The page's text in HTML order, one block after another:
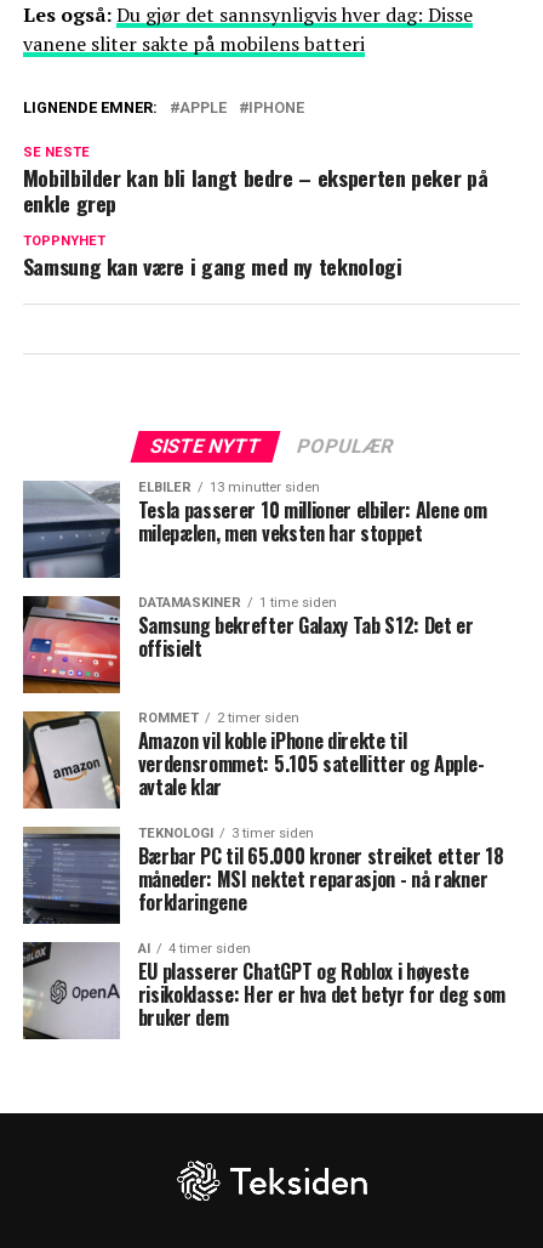
Les også:Du gjør det sannsynligvis hver dag: Disse
vanene sliter sakte på mobilens batteri
LIGNENDE EMNER: APPLE IPHONE
SE NESTE
Mobilbilder kan bli langt bedre – eksperten peker på
enkle grep
TOPPNYHET
Samsung kan være i gang med ny teknologi
SISTE NYTT POPULÆR
ELBILER 13 minutter siden
Tesla passerer 10 millioner elbiler: Alene om
milepælen, men veksten har stoppet
DATAMASKINER 1 time siden
Samsung bekrefter Galaxy Tab S12: Det er
offisielt
ROMMET 2 timer siden
Amazon vil koble iPhone direkte til
verdensrommet: 5.105 satellitter og Apple-
avtale klar
TEKNOLOGI 3 timer siden
Bærbar PC til 65.000 kroner streiket etter 18
måneder: MSI nektet reparasjon - nå rakner
forklaringene
AI 4 timer siden
EU plasserer ChatGPT og Roblox i høyeste
risikoklasse: Her er hva det betyr for deg som
bruker dem